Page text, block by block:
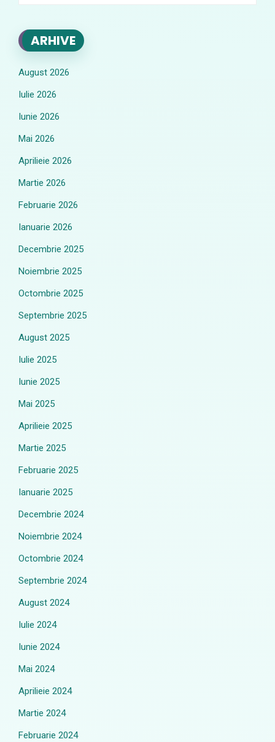
ARHIVE
August 2026
Iulie 2026
Iunie 2026
Mai 2026
Aprilieie 2026
Martie 2026
Februarie 2026
Ianuarie 2026
Decembrie 2025
Noiembrie 2025
Octombrie 2025
Septembrie 2025
August 2025
Iulie 2025
Iunie 2025
Mai 2025
Aprilieie 2025
Martie 2025
Februarie 2025
Ianuarie 2025
Decembrie 2024
Noiembrie 2024
Octombrie 2024
Septembrie 2024
August 2024
Iulie 2024
Iunie 2024
Mai 2024
Aprilieie 2024
Martie 2024
Februarie 2024